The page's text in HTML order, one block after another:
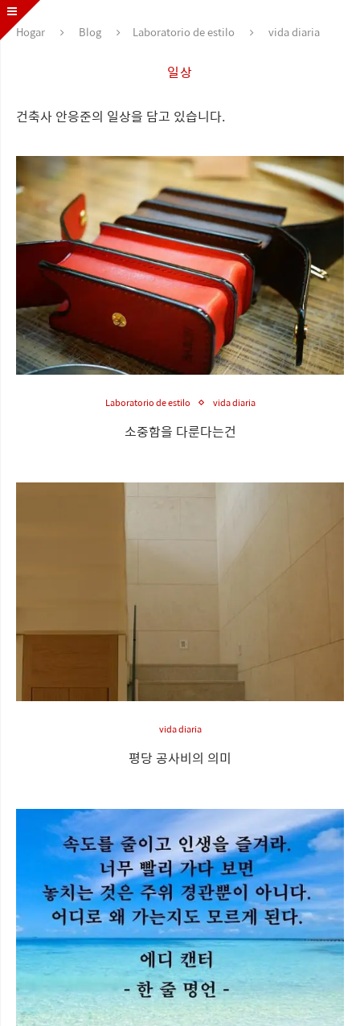
Hogar Blog Laboratorio de estilo vida diaria
일상
건축사 안응준의 일상을 담고 있습니다.
Laboratorio de estilo vida diaria
소중함을 다룬다는건
vida diaria
평당 공사비의 의미